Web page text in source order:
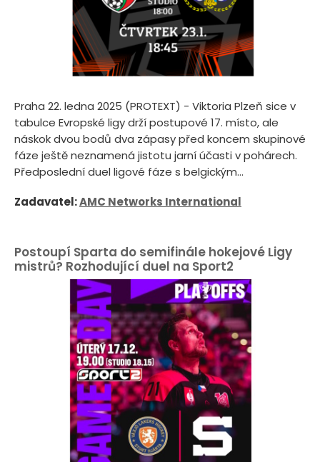
Praha 22. ledna 2025 (PROTEXT) - Viktoria Plzeň sice v
tabulce Evropské ligy drží postupové 17. místo, ale
náskok dvou bodů dva zápasy před koncem skupinové
fáze ještě neznamená jistotu jarní účasti v pohárech.
Předposlední duel ligové fáze s belgickým...
Zadavatel:AMC Networks International
Postoupí Sparta do semifinále hokejové Ligy
mistrů? Rozhodující duel na Sport2